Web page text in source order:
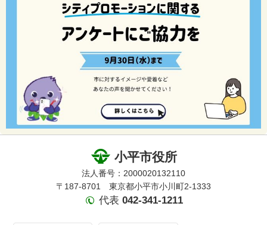
小平市役所
法人番号：2000020132110
〒187-8701 東京都小平市小川町2-1333
代表 042-341-1211